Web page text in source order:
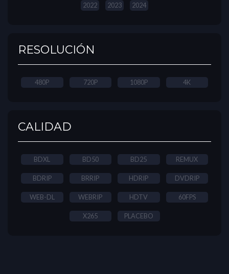
2022 2023 2024
RESOLUCIÓN
480P 720P 1080P 4K
CALIDAD
BDXL BD50 BD25 REMUX
BDRIP BRRIP HDRIP DVDRIP
WEB-DL WEBRIP HDTV 60FPS
X265 PLACEBO